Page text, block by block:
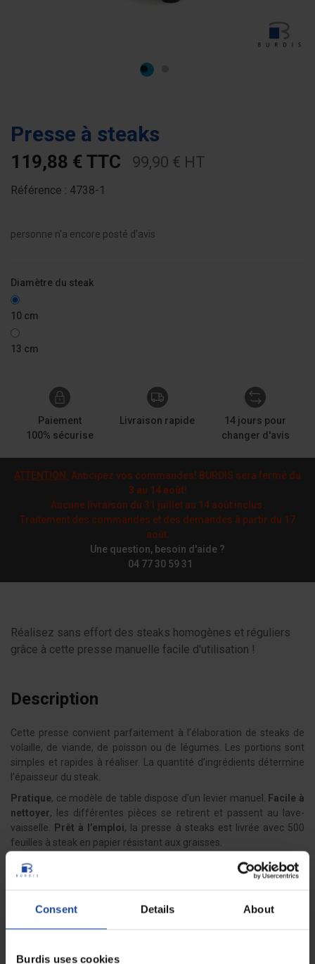
Consent Details About
Burdis uses cookies
Presse à steaks
119,88 € TTC 99,90 € HT
Référence : 4738-1
personne n'a encore posté d'avis
Diamètre du steak
10 cm
13 cm
Paiement
100% sécurise
Livraison rapide
14 jours pour
changer d'avis
ATTENTION: Anticipez vos commandes! BURDIS sera fermé du
3 au 14 août!
Aucune livraison du 31 juillet au 14 août inclus.
Traitement des commandes et des demandes à partir du 17
août.
Une question, besoin d'aide ?
04 77 30 59 31
Réalisez sans effort des steaks homogènes et réguliers
grâce à cette presse manuelle facile d'utilisation !
Description
Cette presse convient parfaitement à l’élaboration de steaks de
volaille, de viande, de poisson ou de légumes. Les portions sont
simples et rapides à réaliser. La quantité d’ingrédients détermine
l’épaisseur du steak.
Pratique, ce modèle de table dispose d’un levier manuel. Facile à
nettoyer, les différentes pièces se retirent et passent au lave-
vaisselle. Prêt à l’emploi, la presse à steaks est livrée avec 500
feuilles à steak en papier résistant aux graisses.